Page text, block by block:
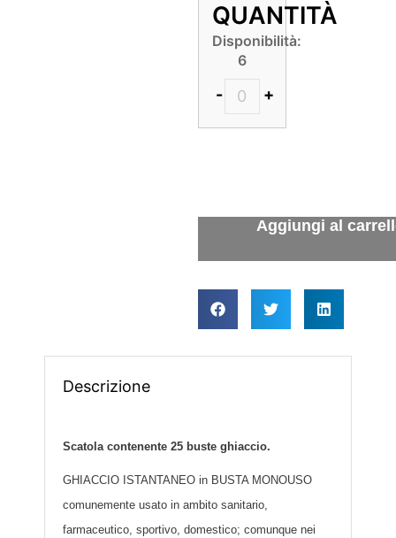
QUANTITÀ
Disponibilità:
6
- +
Descrizione
Scatola contenente 25 buste ghiaccio.
GHIACCIO ISTANTANEO in BUSTA MONOUSO
comunemente usato in ambito sanitario,
farmaceutico, sportivo, domestico; comunque nei